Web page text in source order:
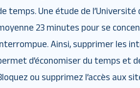
temps. Une étude de
23 minutes pour se
Ainsi, supprimer les
d’économiser du temps et
ou supprimez l’accès aux